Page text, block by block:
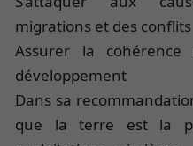
migrations et des conflits
Assurer la
développement
Dans sa
que la terre est la